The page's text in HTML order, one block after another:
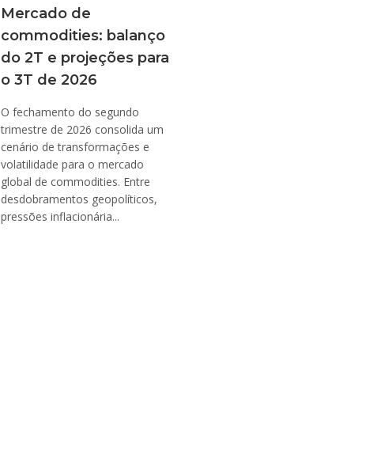
Mercado de
commodities: balanço
do 2T e projeções para
o 3T de 2026
O fechamento do segundo
trimestre de 2026 consolida um
cenário de transformações e
volatilidade para o mercado
global de commodities. Entre
desdobramentos geopolíticos,
pressões inflacionária...